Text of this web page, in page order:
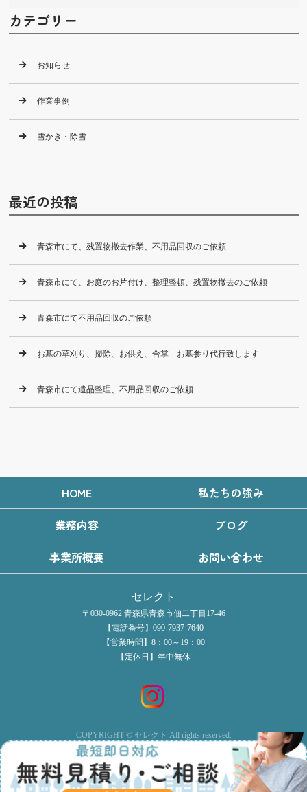
カテゴリー
お知らせ
作業事例
雪かき・除雪
最近の投稿
青森市にて、残置物撤去作業、不用品回収のご依頼
青森市にて、お庭のお片付け、整理整頓、残置物撤去のご依頼
青森市にて不用品回収のご依頼
お墓の草刈り、掃除、お供え、合掌 お墓参り代行致します
青森市にて遺品整理、不用品回収のご依頼
HOME
私たちの強み
業務内容
ブログ
事業所概要
お問い合わせ
セレクト
〒030-0962 青森県青森市佃二丁目17-46
【電話番号】090-7937-7640
【営業時間】8：00～19：00
【定休日】年中無休
COPYRIGHT © セレクト All rights reserved.